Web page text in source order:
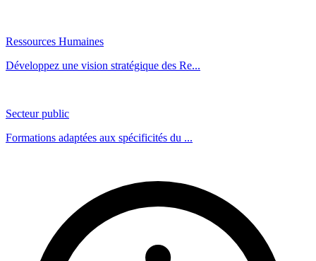
Ressources Humaines
Développez une vision stratégique des Re...
Secteur public
Formations adaptées aux spécificités du ...